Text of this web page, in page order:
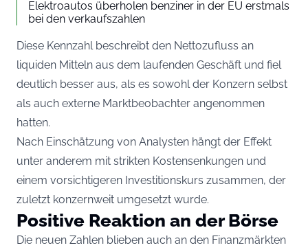
Elektroautos überholen benziner in der EU erstmals
bei den verkaufszahlen
Diese Kennzahl beschreibt den Nettozufluss an
liquiden Mitteln aus dem laufenden Geschäft und fiel
deutlich besser aus, als es sowohl der Konzern selbst
als auch externe Marktbeobachter angenommen
hatten.
Nach Einschätzung von Analysten hängt der Effekt
unter anderem mit strikten Kostensenkungen und
einem vorsichtigeren Investitionskurs zusammen, der
zuletzt konzernweit umgesetzt wurde.
Positive Reaktion an der Börse
Die neuen Zahlen blieben auch an den Finanzmärkten